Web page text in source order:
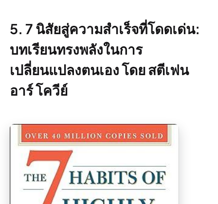
5. 7 นิสัยสู่ความสำเร็จที่โดดเด่น:
บทเรียนทรงพลังในการ
เปลี่ยนแปลงตนเอง โดย สตีเฟน
อาร์ โควีย์